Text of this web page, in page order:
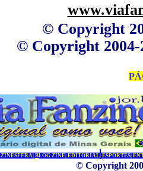
© Copyright
© Copyright
ZINESFERA BLOG ZINE EDITORIAL ESPORTES
© Copyright